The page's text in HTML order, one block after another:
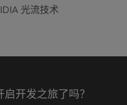
光流技术
开发之旅了吗？